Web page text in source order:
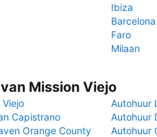
Ibiza
Barcelona
Faro
Milaan
Mission Viejo
Viejo
Autohuur
Capistrano
Autohuur
Orange County
Autohuur